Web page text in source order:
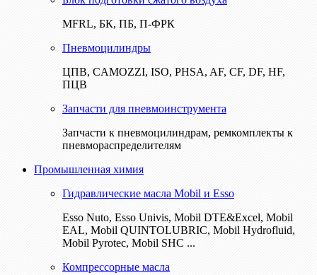
MFRL, БК, ПБ, П-ФРК
Пневмоцилиндры
ЦПВ, CAMOZZI, ISO, PHSA, AF, CF, DF, HF,
ПЦВ
Запчасти для пневмоинструмента
Запчасти к пневмоцилиндрам, ремкомплекты к
пневмораспределителям
Промышленная химия
Гидравлические масла Mobil и Esso
Esso Nuto, Esso Univis, Mobil DTE&Excel, Mobil
EAL, Mobil QUINTOLUBRIC, Mobil Hydrofluid,
Mobil Pyrotec, Mobil SHC ...
Компрессорные масла